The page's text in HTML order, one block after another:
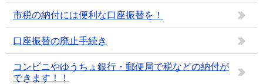
市税の納付には便利な口座振替を！
口座振替の廃止手続き
コンビニやゆうちょ銀行・郵便局で税などの納付が
できます！！